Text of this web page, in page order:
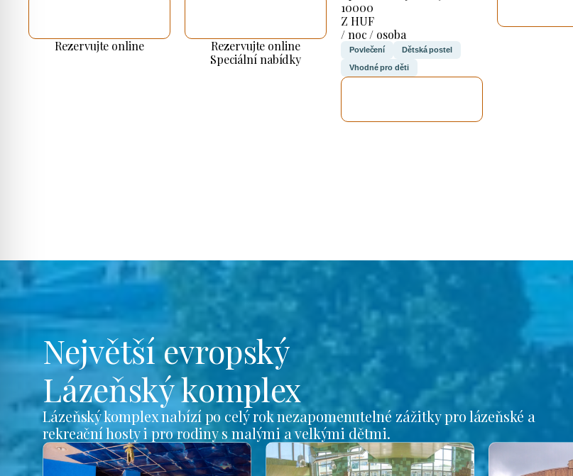
Rezervujte online
Rezervujte online
Speciální nabídky
10000
Z HUF
/ noc / osoba
Povlečení Dětská postel
Vhodné pro děti
Největší evropský
Lázeňský komplex
Lázeňský komplex nabízí po celý rok nezapomenutelné zážitky pro lázeňské a
rekreační hosty i pro rodiny s malými a velkými dětmi.